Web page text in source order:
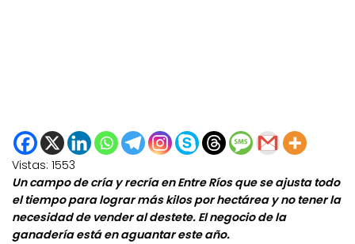
Vistas: 1553
Un campo de cría y recría en Entre Ríos que se ajusta todo
el tiempo para lograr más kilos por hectárea y no tener la
necesidad de vender al destete. El negocio de la
ganadería está en aguantar este año.